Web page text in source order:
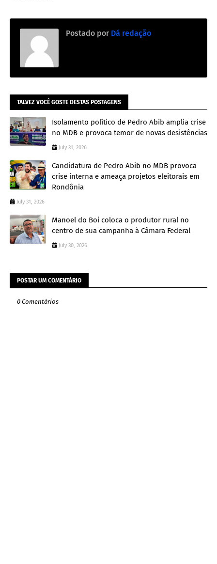
Postado por Dá redação
TALVEZ VOCÊ GOSTE DESTAS POSTAGENS
Isolamento político de Pedro Abib amplia crise
no MDB e provoca temor de novas desistências
July 31, 2026
Candidatura de Pedro Abib no MDB provoca
crise interna e ameaça projetos eleitorais em
Rondônia
July 31, 2026
Manoel do Boi coloca o produtor rural no
centro de sua campanha à Câmara Federal
July 30, 2026
POSTAR UM COMENTÁRIO
0 Comentários